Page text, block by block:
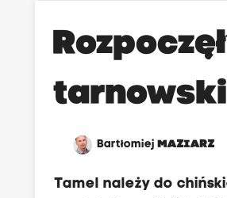
BartłomiejMAZIARZ
Tamel należy do